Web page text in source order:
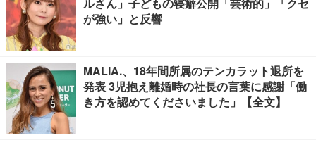
が強い」と反響
MALIA.、18年間所属のテンカラット退所を
発表 3児抱え離婚時の社長の言葉に感謝「働
き方を認めてくださいました」【全文】